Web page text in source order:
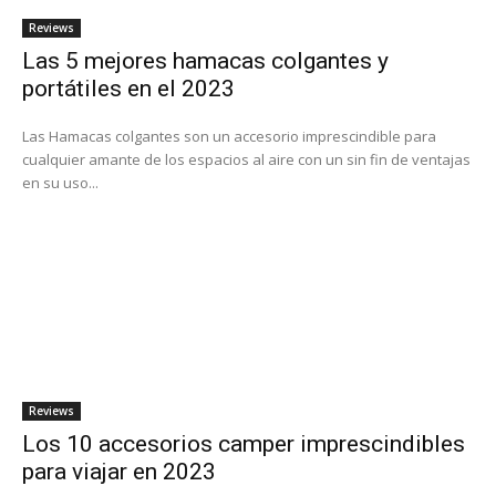
Reviews
Las 5 mejores hamacas colgantes y
portátiles en el 2023
Las Hamacas colgantes son un accesorio imprescindible para
cualquier amante de los espacios al aire con un sin fin de ventajas
en su uso...
Reviews
Los 10 accesorios camper imprescindibles
para viajar en 2023